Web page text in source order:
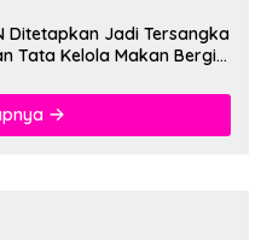
Ditetapkan Jadi Tersangka
Tata Kelola Makan Bergizi